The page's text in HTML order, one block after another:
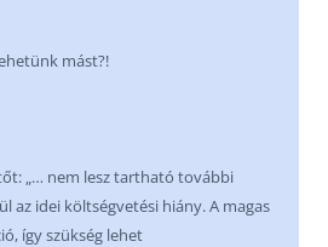
mást?!
„… nem lesz tartható további
az idei költségvetési hiány. A magas
így szükség lehet